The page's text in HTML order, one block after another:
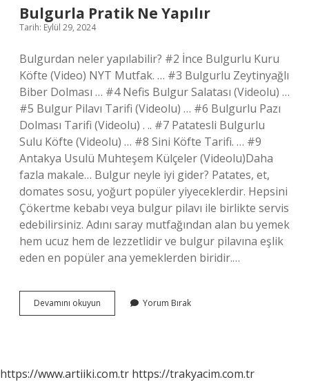
Bulgurla Pratik Ne Yapılır
Tarih: Eylül 29, 2024
Bulgurdan neler yapılabilir? #2 İnce Bulgurlu Kuru
Köfte (Video) NYT Mutfak. … #3 Bulgurlu Zeytinyağlı
Biber Dolması … #4 Nefis Bulgur Salatası (Videolu) …
#5 Bulgur Pilavı Tarifi (Videolu) … #6 Bulgurlu Pazı
Dolması Tarifi (Videolu) . .. #7 Patatesli Bulgurlu
Sulu Köfte (Videolu) … #8 Sini Köfte Tarifi. … #9
Antakya Usulü Muhteşem Külçeler (Videolu)Daha
fazla makale… Bulgur neyle iyi gider? Patates, et,
domates sosu, yoğurt popüler yiyeceklerdir. Hepsini
Çökertme kebabı veya bulgur pilavı ile birlikte servis
edebilirsiniz. Adını saray mutfağından alan bu yemek
hem ucuz hem de lezzetlidir ve bulgur pilavına eşlik
eden en popüler ana yemeklerden biridir.…
Devamını okuyun Bulgurla
Pratik
Yorum Bırak
https://www.artiiki.com.tr https://trakyacim.com.tr